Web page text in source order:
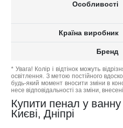
Особливості
Країна виробник
Бренд
* Увага! Колір і відтінок можуть
освітлення. З метою постійного
будь-який момент вносити зміни в
несе відповідальності за зміни,
Купити пенал у
Києві, Дніпрі